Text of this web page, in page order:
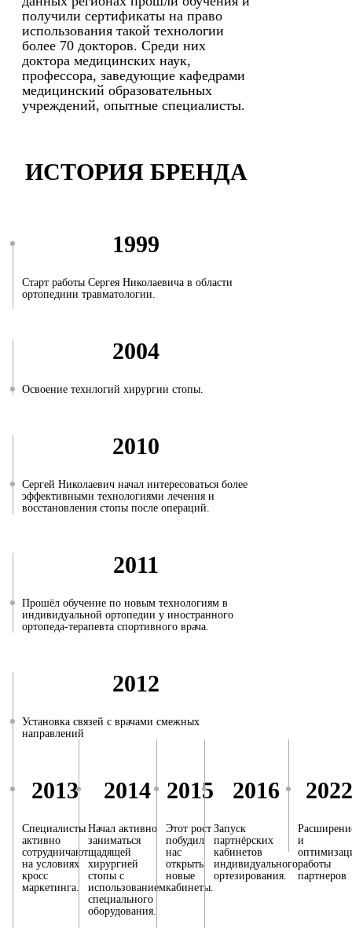
получили сертификаты на право
использования такой технологии
более 70 докторов. Среди них
доктора медицинских наук,
профессора, заведующие кафедрами
медицинский образовательных
учреждений, опытные специалисты.
ИСТОРИЯ БРЕНДА
1999
Старт работы Сергея Николаевича в области
ортопедиии травматологии.
2004
Освоение технлогий хирургии стопы.
2010
Сергей Николаевич начал интересоваться более
эффективными технологиями лечения и
восстановления стопы после операций.
2011
Прошёл обучение по новым технологиям в
индивидуальной ортопедии у иностранного
ортопеда-терапевта спортивного врача.
2012
Установка связей с врачами смежных
направлений
2013
Специалисты
активно
сотрудничают
на условиях
кросс
маркетинга.
2014
Начал активно
заниматься
щадящей
хирургией
стопы с
использованием
специального
оборудования.
2015
Этот рост
побудил
нас
открыть
новые
кабинеты.
2016
Запуск
партнёрских
кабинетов
индивидуального
ортезирования.
2022
и
работы
партнеров